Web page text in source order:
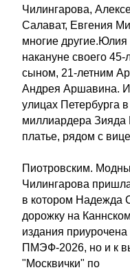
Чилингарова,
Салават, Евгения
многие
накануне своего
сыном, 21-летним
Андрея Аршавина.
улицах Петербурга
миллиардера
платье, рядом с
Пиотровским.
Чилингарова
в котором Надежда
дорожку на
издания приурочена
ПМЭФ-2026, но и к
"Москвички" по